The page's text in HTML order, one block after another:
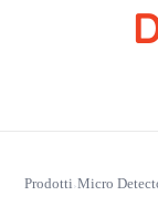
CYP Trading
Prodotti›Micro